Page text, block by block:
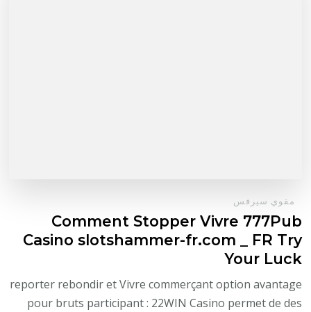
مقوي سيرفس
Comment Stopper Vivre 777Pub
Casino slotshammer-fr.com _ FR Try
Your Luck
reporter rebondir et Vivre commerçant option avantage
pour bruts participant : 22WIN Casino permet de des